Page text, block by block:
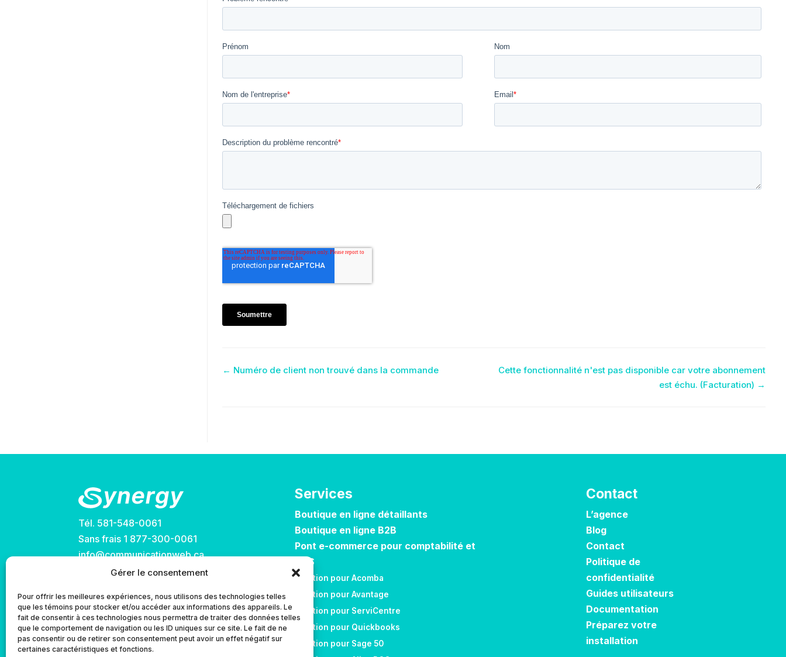
Gérer le consentement
Pour offrir les meilleures expériences, nous utilisons des technologies telles
que les témoins pour stocker et/ou accéder aux informations des appareils. Le
fait de consentir à ces technologies nous permettra de traiter des données telles
que le comportement de navigation ou les ID uniques sur ce site. Le fait de ne
pas consentir ou de retirer son consentement peut avoir un effet négatif sur
certaines caractéristiques et fonctions.
Navigation
← Numéro de client non trouvé dans la commande
Cette fonctionnalité n'est pas disponible car votre abonnement
est échu. (Facturation) →
Tél. 581-548-0061
Sans frais 1 877-300-0061
info@communicationweb.ca
Services
Boutique en ligne détaillants
Boutique en ligne B2B
Pont e-commerce pour comptabilité et
POS
Solution pour Acomba
Solution pour Avantage
Solution pour ServiCentre
Solution pour Quickbooks
Solution pour Sage 50
Contact
L’agence
Blog
Contact
Politique de
confidentialité
Guides utilisateurs
Documentation
Préparez votre
installation